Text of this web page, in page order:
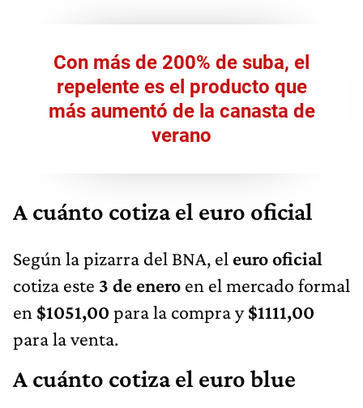
Con más de 200% de suba, el
repelente es el producto que
más aumentó de la canasta de
verano
A cuánto cotiza el euro oficial
Según la pizarra del BNA, el euro oficial
cotiza este 3 de enero en el mercado formal
en $1051,00 para la compra y$1111,00
para la venta.
A cuánto cotiza el euro blue